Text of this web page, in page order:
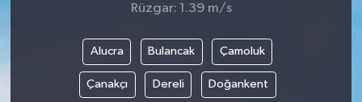
Rüzgar: 1.39 m/s
Alucra Bulancak Çamoluk
Çanakçı Dereli Doğankent